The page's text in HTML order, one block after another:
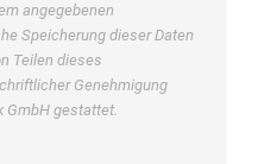
angegebenen
Speicherung dieser Daten
Teilen dieses
Genehmigung
GmbH gestattet.